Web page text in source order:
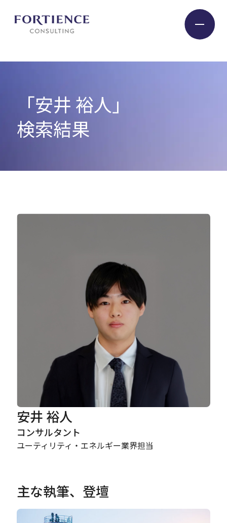
Service
EN
「安井 裕人」
検索結果
安井 裕人
コンサルタント
ユーティリティ・エネルギー業界担当
主な執筆、登壇